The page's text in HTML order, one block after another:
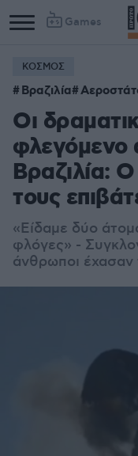
Games
ΚΟΣΜΟΣ
Βραζιλία
Οι
φλεγόμενο
Βραζιλία:
τους
«Είδαμε δύο
φλόγες» -
άνθρωποι